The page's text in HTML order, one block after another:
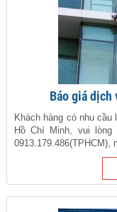
Báo giá
Khách hàng có nhu
Hồ Chí Minh, vui lòng
0913.179.486(TPHCM),